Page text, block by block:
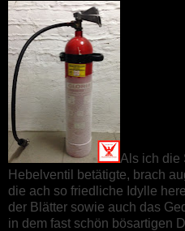
Als ich die
Hebelventil betätigte, brach
die ach so friedliche Idylle
der Blätter sowie auch das
in dem fast schön bösartigen